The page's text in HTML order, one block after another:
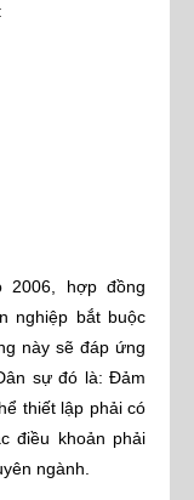
2006, hợp đồng
nghiệp bắt buộc
này sẽ đáp ứng
sự đó là: Đảm
thiết lập phải có
điều khoản phải
ngành.